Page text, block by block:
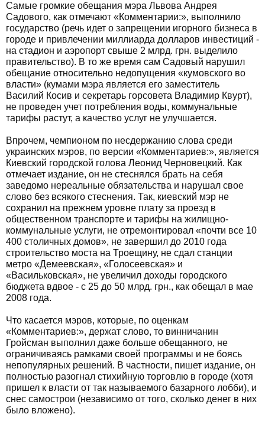
Самые громкие обещания мэра Львова Андрея
Садового, как отмечают «Комментарии:», выполнило
государство (речь идет о запрещении игорного бизнеса в
городе и привлечении миллиарда долларов инвестиций -
на стадион и аэропорт свыше 2 млрд. грн. выделило
правительство). В то же время сам Садовый нарушил
обещание относительно недопущения «кумовского во
власти» (кумами мэра является его заместитель
Василий Косив и секретарь горсовета Владимир Квурт),
не проведен учет потребления воды, коммунальные
тарифы растут, а качество услуг не улучшается.
Впрочем, чемпионом по несдержанию слова среди
украинских мэров, по версии «Комментариев:», является
Киевский городской голова Леонид Черновецкий. Как
отмечает издание, он не стеснялся брать на себя
заведомо нереальные обязательства и нарушал свое
слово без всякого стеснения. Так, киевский мэр не
сохранил на прежнем уровне плату за проезд в
общественном транспорте и тарифы на жилищно-
коммунальные услуги, не отремонтировал «почти все 10
400 столичных домов», не завершил до 2010 года
строительство моста на Троещину, не сдал станции
метро «Демеевская», «Голосеевская» и
«Васильковская», не увеличил доходы городского
бюджета вдвое - с 25 до 50 млрд. грн., как обещал в мае
2008 года.
Что касается мэров, которые, по оценкам
«Комментариев:», держат слово, то винничанин
Гройсман выполнил даже больше обещанного, не
ограничиваясь рамками своей программы и не боясь
непопулярных решений. В частности, пишет издание, он
полностью разогнал стихийную торговлю в городе (хотя
пришел к власти от так называемого базарного лобби), и
снес самострои (независимо от того, сколько денег в них
было вложено).